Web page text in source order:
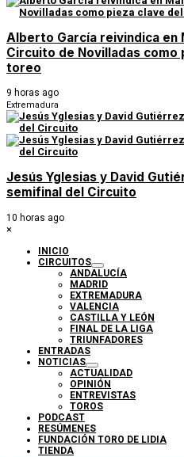
Alberto García reivindica en
Circuito de Novilladas
toreo
9 horas ago
Extremadura
Jesús Yglesias y David
semifinal del Circuito
10 horas ago
×
INICIO
CIRCUITOS
ANDALUCÍA
MADRID
EXTREMADURA
VALENCIA
CASTILLA Y LEÓN
FINAL DE LA LIGA
TRIUNFADORES
ENTRADAS
NOTICIAS
ACTUALIDAD
OPINIÓN
ENTREVISTAS
TOROS
PODCAST
RESÚMENES
FUNDACIÓN TORO DE LIDIA
TIENDA